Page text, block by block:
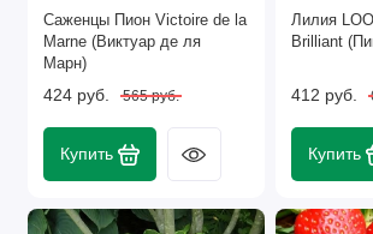
интенсивного удобрения. Подкормки
несколько раз в сезон или используют
длительного действия. Основные
удобрений – азот, фосфор, калий.
Почва для посадки:
плодородная,
6, проницаемая, обеспечивающая
полосе хосты зимуют в открытом
Саженцы Пион Victoire de la
Marne (Виктуар де ля
Марн)
424 руб. 565 руб.
Купить
Лилия
Brilliant
412 руб.
Купить